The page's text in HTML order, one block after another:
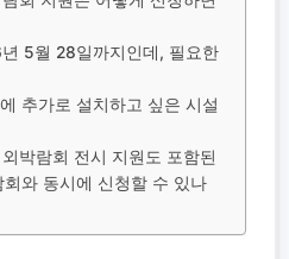
5월 28일까지인데, 필요한
추가로 설치하고 싶은 시설
박람회 전시 지원도 포함된
와 동시에 신청할 수 있나